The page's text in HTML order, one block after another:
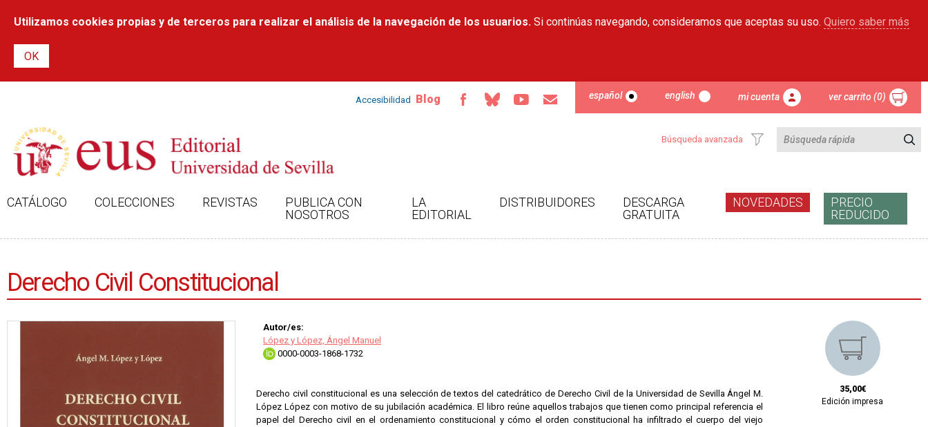
contenido
Utilizamos cookies propias y de terceros para realizar el análisis de la navegación de los usuarios. Si continúas navegando, consideramos que aceptas su uso. Quiero saber más
Accesibilidad Blog español english mi cuenta ver carrito (0)
Búsqueda avanzada
CATÁLOGO COLECCIONES REVISTAS
PUBLICA CON
NOSOTROS
LA
EDITORIAL
DISTRIBUIDORES
DESCARGA
GRATUITA
NOVEDADES
PRECIO
REDUCIDO
Derecho Civil Constitucional
Autor/es:
López y López, Ángel Manuel
0000-0003-1868-1732
Derecho civil constitucional es una selección de textos del catedrático de Derecho Civil de la Universidad de Sevilla Ángel M.
López López con motivo de su jubilación académica. El libro reúne aquellos trabajos que tienen como principal referencia el
papel del Derecho civil en el ordenamiento constitucional y cómo el orden constitucional ha infiltrado el cuerpo del viejo
35,00€
Edición impresa